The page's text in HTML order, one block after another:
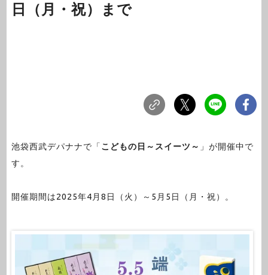
日（月・祝）まで
池袋西武デパナナで「こどもの日～スイーツ～ 」が開催中で
す。
開催期間は2025年4月8日（火）～5月5日（月・祝）。